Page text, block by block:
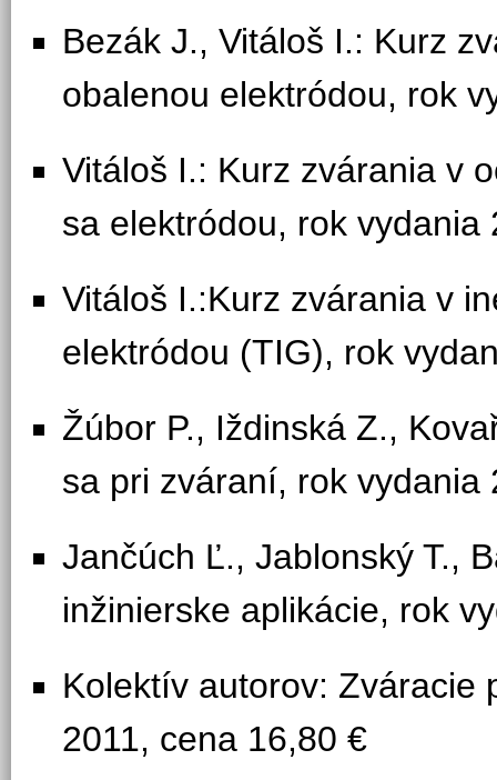
Bezák J., Vitáloš I.: Kurz
obalenou elektródou, rok
Vitáloš I.: Kurz zvárania v
sa elektródou, rok vydania
Vitáloš I.:Kurz zvárania v
elektródou (TIG), rok
Žúbor P., Iždinská Z.,
sa pri zváraní, rok
Jančúch Ľ., Jablonský T.,
inžinierske aplikácie, rok
Kolektív autorov: Zváracie
2011, cena 16,80 €